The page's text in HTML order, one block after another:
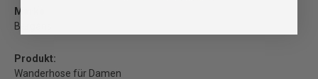
Marke:
Bergans
Produkt:
Wanderhose für Damen